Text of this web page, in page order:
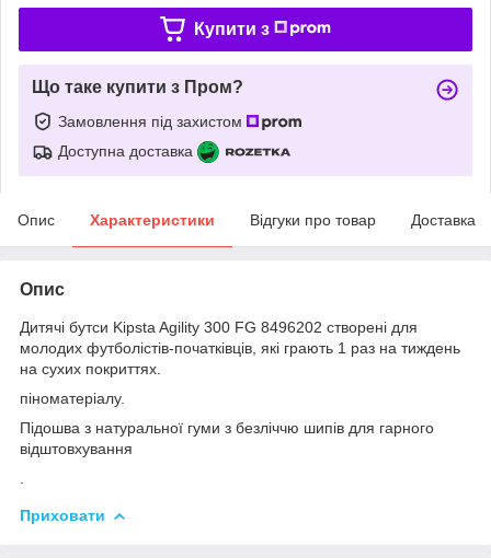
Купити з
Що таке купити з Пром?
Замовлення під захистом
Доступна доставка
Опис Характеристики Відгуки про товар Доставка
Опис
Дитячі бутси Kipsta Agility 300 FG 8496202 створені для
молодих футболістів-початківців, які грають 1 раз на тиждень
на сухих покриттях.
піноматеріалу.
Підошва з натуральної гуми з безліччю шипів для гарного
відштовхування
Приховати